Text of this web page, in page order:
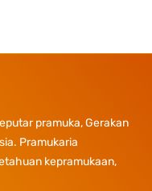
pramuka, Gerakan
Pramukaria
kepramukaan,